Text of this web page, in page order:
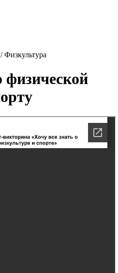
/Физкультура